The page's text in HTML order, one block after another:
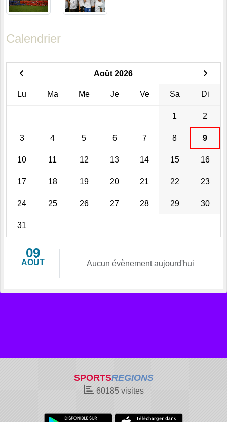
Calendrier
Août 2026
Lu Ma Me Je Ve Sa Di
1 2
3 4 5 6 7 8 9
10 11 12 13 14 15 16
17 18 19 20 21 22 23
24 25 26 27 28 29 30
31
09
AOÛT Aucun évènement aujourd'hui
SPORTSREGIONS
60185visites